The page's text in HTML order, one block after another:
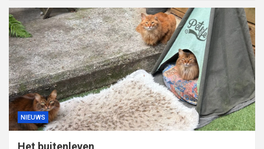
NIEUWS
Het buitenleven